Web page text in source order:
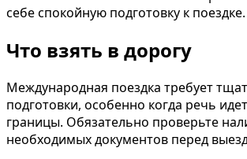
себе спокойную подготовку к поездке.
Что взять в дорогу
Международная поездка требует
подготовки, особенно когда речь
границы. Обязательно проверьте
необходимых документов перед